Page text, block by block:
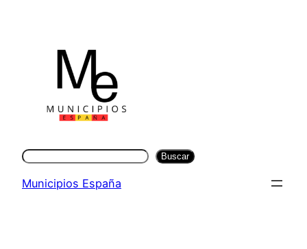
contenido
Buscar Buscar
Municipios España